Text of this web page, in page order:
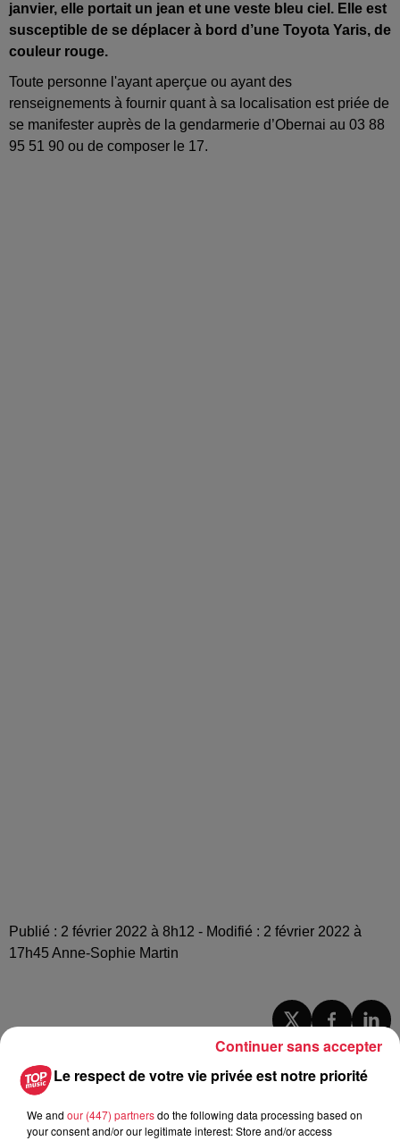
janvier, elle portait un jean et une veste bleu ciel. Elle est
susceptible de se déplacer à bord d’une Toyota Yaris, de
couleur rouge.
Toute personne l'ayant aperçue ou ayant des
renseignements à fournir quant à sa localisation est priée de
se manifester auprès de la gendarmerie d’Obernai au 03 88
95 51 90 ou de composer le 17.
Publié : 2 février 2022 à 8h12 - Modifié : 2 février 2022 à
17h45 Anne-Sophie Martin
À Hoerdt, de l’eau brune sort des
robinets
Le respect de votre vie privée est notre priorité
We and our (447) partnersdo the following data processing based on
your consent and/or our legitimate interest: Store and/or access
Continuer sans accepter